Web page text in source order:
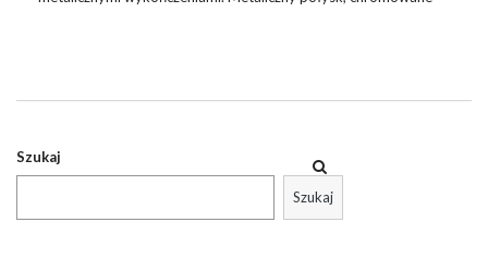
Dlaczego błyszczące akcenty są tak modne? Metaliczne
wykończenia to symbol nowoczesności i elegancji. Ich
uniwersalność pozwala na łączenie ich zarówno z casualowymi
stylizacjami, …
Szukaj
Szukaj